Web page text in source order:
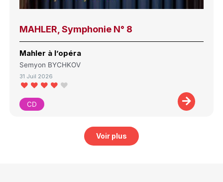
MAHLER, Symphonie N° 8
Mahler à l’opéra
Semyon BYCHKOV
31 Juil 2026
CD
Voir plus